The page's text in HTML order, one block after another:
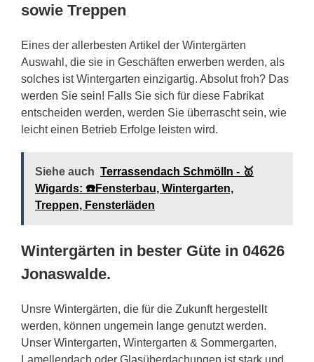
sowie Treppen
Eines der allerbesten Artikel der Wintergärten
Auswahl, die sie in Geschäften erwerben werden, als
solches ist Wintergarten einzigartig. Absolut froh? Das
werden Sie sein! Falls Sie sich für diese Fabrikat
entscheiden werden, werden Sie überrascht sein, wie
leicht einen Betrieb Erfolge leisten wird.
Siehe auch Terrassendach Schmölln - 🥇
Wigards: ☎️Fensterbau, Wintergarten,
Treppen, Fensterläden
Wintergärten in bester Güte in 04626
Jonaswalde.
Unsre Wintergärten, die für die Zukunft hergestellt
werden, können ungemein lange genutzt werden.
Unser Wintergarten, Wintergarten & Sommergarten,
Lamellendach oder Glasüberdachungen ist stark und